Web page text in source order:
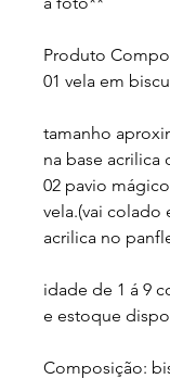
Produto
01 vela em
tamanho
na base acrilica
02 pavio
vela.(vai colado
acrilica no
idade de 1 á 9
e estoque
Composição: